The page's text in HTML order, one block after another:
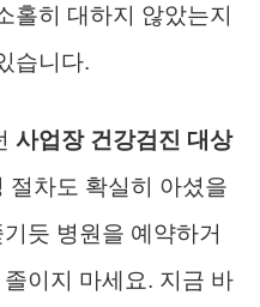
홀히 대하지 않았는지
습니다.
사업장 건강검진 대상
절차도 확실히 아셨을
듯 병원을 예약하거
이지 마세요. 지금 바